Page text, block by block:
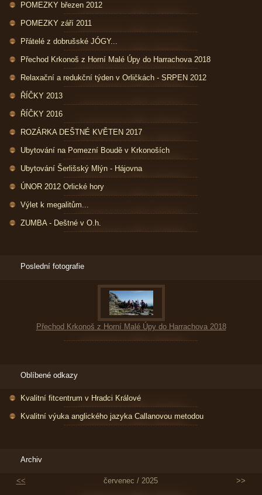
POMEZKY březen 2012
POMEZKY září 2011
Přátelé z dobrušské JÓGY...
Přechod Krkonoš z Horní Malé Úpy do Harrachova 2018
Relaxační a redukční týden v Orličkách - SRPEN 2012
ŘÍČKY 2013
ŘÍČKY 2016
ROZÁRKA DEŠTNÉ KVĚTEN 2017
Ubytování na Pomezní Boudě v Krkonoších
Ubytování Šerlišský Mlýn - Hájovna
ÚNOR 2012 Orlické hory
Výlet k megalitům...
ZUMBA - Deštné v O.h.
Poslední fotografie
Přechod Krkonoš z Horní Malé Úpy do Harrachova 2018
Oblíbené odkazy
Kvalitní fitcentrum v Hradci Králové
Kvalitní výuka anglického jazyka Callanovou metodou
Archiv
<< červenec / 2025 >>